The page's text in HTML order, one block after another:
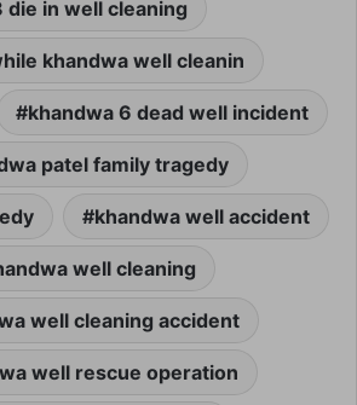
die in well cleaning
khandwa well cleanin
khandwa 6 dead well incident
patel family tragedy
khandwa well accident
well cleaning
well cleaning accident
well rescue operation